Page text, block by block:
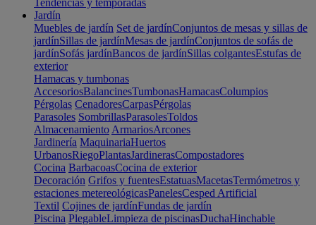
Tendencias y temporadas
Jardín
Muebles de jardín Set de jardínConjuntos de mesas y sillas de
jardínSillas de jardínMesas de jardínConjuntos de sofás de
jardínSofás jardínBancos de jardínSillas colgantesEstufas de
exterior
Hamacas y tumbonas
AccesoriosBalancinesTumbonasHamacasColumpios
Pérgolas CenadoresCarpasPérgolas
Parasoles SombrillasParasolesToldos
Almacenamiento ArmariosArcones
Jardinería MaquinariaHuertos
UrbanosRiegoPlantasJardinerasCompostadores
Cocina BarbacoasCocina de exterior
Decoración Grifos y fuentesEstatuasMacetasTermómetros y
estaciones metereológicasPanelesCesped Artificial
Textil Cojines de jardínFundas de jardín
Piscina PlegableLimpieza de piscinasDuchaHinchable